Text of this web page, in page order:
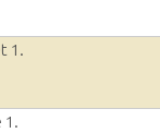
1.
1.